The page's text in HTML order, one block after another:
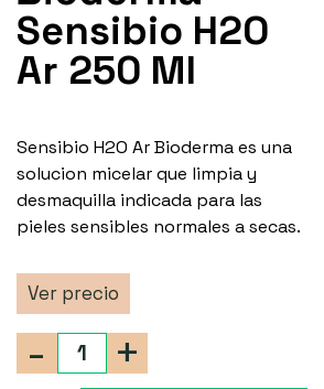
Sensibio H2O
Ar 250 Ml
Sensibio H2O Ar Bioderma es una
solucion micelar que limpia y
desmaquilla indicada para las
pieles sensibles normales a secas.
Ver precio
+
-